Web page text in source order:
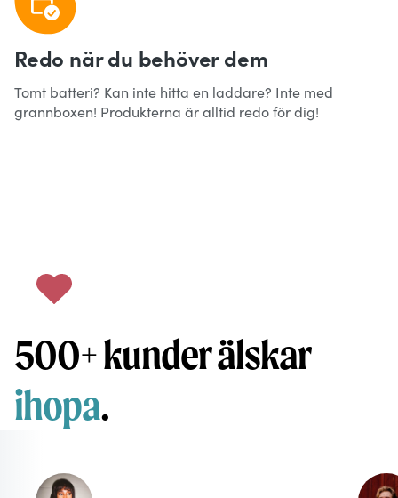
Redo när du behöver dem
Tomt batteri? Kan inte hitta en laddare? Inte med
grannboxen! Produkterna är alltid redo för dig!
500+ kunder älskar
ihopa.